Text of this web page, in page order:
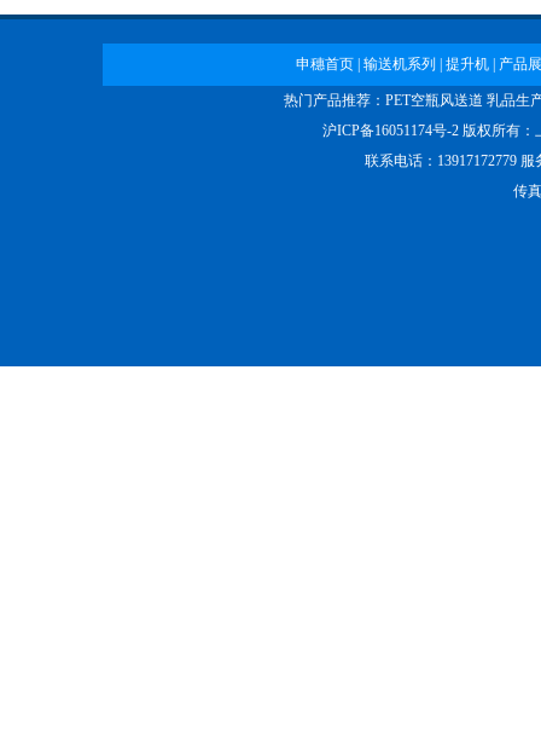
申穗首页| 输送机系列 提升机| 产品
热门产品推荐： PET空瓶风送道 乳品生
沪ICP备16051174号-2 版权所有：
联系电话：13917172779
传